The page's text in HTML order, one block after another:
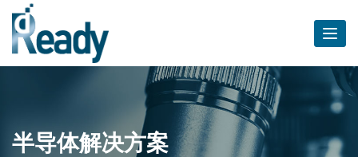
半导体解决方案